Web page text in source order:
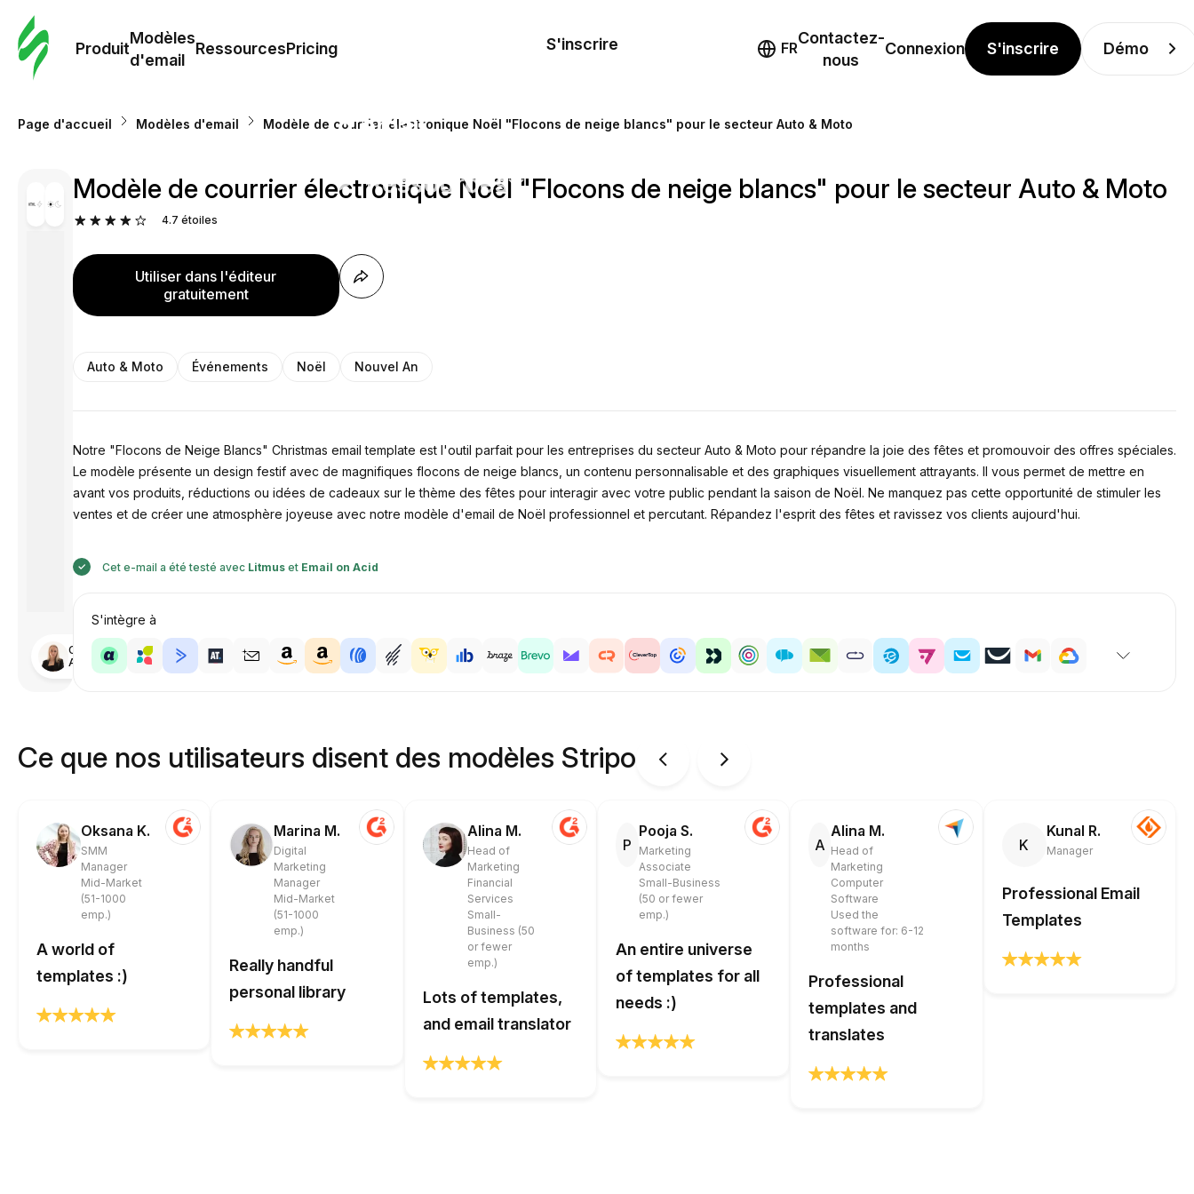
Produit
Modèles
d'email
RessourcesPricing
d'email
Ressources
S'inscrire FR
Contactez-
nous
Connexion S'inscrire Démo
Page d'accueil Modèles d'email Modèle de courrier électronique Noël "Flocons de neige blancs" pour le secteur Auto & Moto
Conçu par
Anastasiia
Modèle de courrier électronique Noël "Flocons de neige blancs" pour le secteur Auto & Moto
4.7 étoiles
Utiliser dans l'éditeur
gratuitement
Auto & Moto Événements Noël Nouvel An
Notre "Flocons de Neige Blancs" Christmas email template est l'outil parfait pour les entreprises du secteur Auto & Moto pour répandre la joie des fêtes et promouvoir des offres spéciales.
Le modèle présente un design festif avec de magnifiques flocons de neige blancs, un contenu personnalisable et des graphiques visuellement attrayants. Il vous permet de mettre en
avant vos produits, réductions ou idées de cadeaux sur le thème des fêtes pour interagir avec votre public pendant la saison de Noël. Ne manquez pas cette opportunité de stimuler les
ventes et de créer une atmosphère joyeuse avec notre modèle d'email de Noël professionnel et percutant. Répandez l'esprit des fêtes et ravissez vos clients aujourd'hui.
Cet e-mail a été testé avec Litmuset Email on Acid
S'intègre à
Ce que nos utilisateurs disent des modèles Stripo
Oksana K.
SMM
Manager
Mid-Market
(51-1000
emp.)
A world of
templates :)
Marina M.
Digital
Marketing
Manager
Mid-Market
(51-1000
emp.)
Really handful
personal library
Alina M.
Head of
Marketing
Financial
Services
Small-
Business (50
or fewer
emp.)
Lots of templates,
and email translator
P
Pooja S.
Marketing
Associate
Small-Business
(50 or fewer
emp.)
An entire universe
of templates for all
needs :)
A
Alina M.
Head of
Marketing
Computer
Software
Used the
software for: 6-12
months
Professional
templates and
translates
K
Kunal R.
Manager
Professional Email
Templates